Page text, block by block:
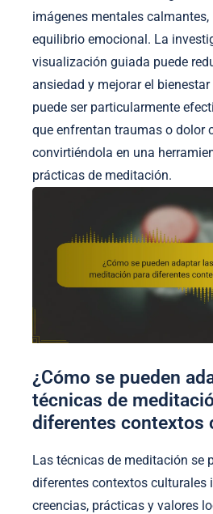
imágenes mentales calmantes,
equilibrio emocional. La
visualización guiada puede
ansiedad y mejorar el
puede ser particularmente
que enfrentan traumas o dolor
convirtiéndola en una
prácticas de meditación.
¿Cómo se pueden
técnicas de
diferentes contextos
Las técnicas de meditación se
diferentes contextos culturales
creencias, prácticas y valores